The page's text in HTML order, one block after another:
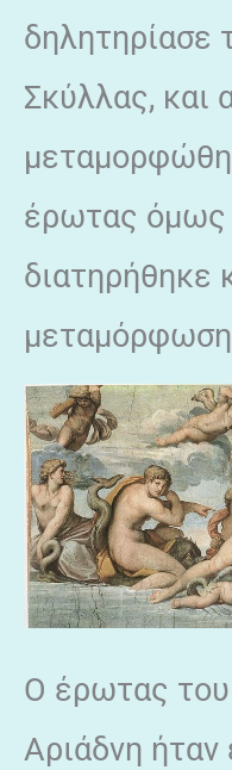
δηλητηρίασε
Σκύλλας, και
έρωτας όμως
διατηρήθηκε
Ο έρωτας
Αριάδνη ήταν